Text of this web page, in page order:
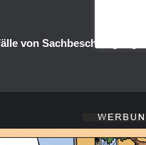
von Sachbeschädigung